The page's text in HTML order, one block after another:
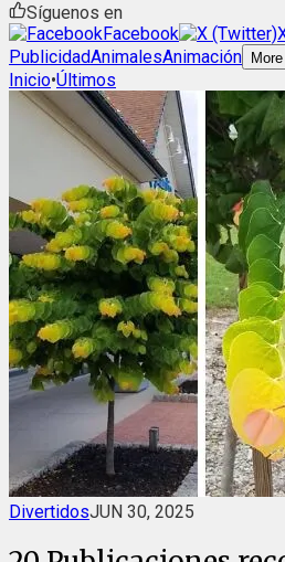
Síguenos en
Facebook
PublicidadAnimalesAnimación More
Inicio•Últimos
DivertidosJUN 30, 2025